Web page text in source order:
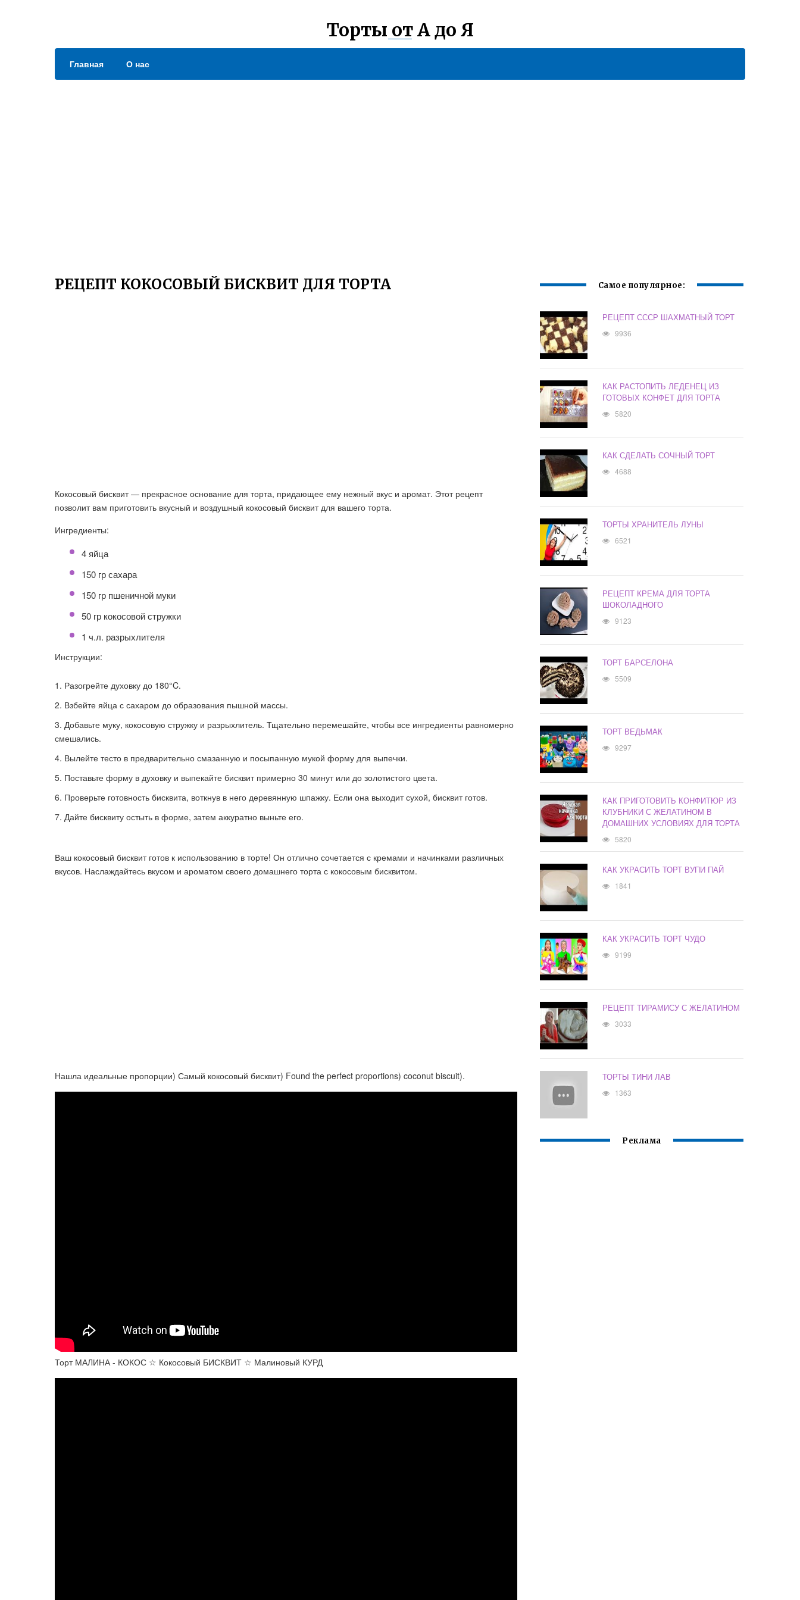
Торты от А до Я
Главная О нас
РЕЦЕПТ КОКОСОВЫЙ БИСКВИТ ДЛЯ ТОРТА
Кокосовый бисквит — прекрасное основание для торта, придающее ему нежный вкус и аромат. Этот рецепт
позволит вам приготовить вкусный и воздушный кокосовый бисквит для вашего торта.
Ингредиенты:
4 яйца
150 гр сахара
150 гр пшеничной муки
50 гр кокосовой стружки
1 ч.л. разрыхлителя
Инструкции:
Разогрейте духовку до 180°C.
Взбейте яйца с сахаром до образования пышной массы.
Добавьте муку, кокосовую стружку и разрыхлитель. Тщательно перемешайте, чтобы все ингредиенты равномерно
смешались.
Вылейте тесто в предварительно смазанную и посыпанную мукой форму для выпечки.
Поставьте форму в духовку и выпекайте бисквит примерно 30 минут или до золотистого цвета.
Проверьте готовность бисквита, воткнув в него деревянную шпажку. Если она выходит сухой, бисквит готов.
Дайте бисквиту остыть в форме, затем аккуратно выньте его.
Ваш кокосовый бисквит готов к использованию в торте! Он отлично сочетается с кремами и начинками различных
вкусов. Наслаждайтесь вкусом и ароматом своего домашнего торта с кокосовым бисквитом.
Нашла идеальные пропорции) Самый кокосовый бисквит) Found the perfect proportions) coconut biscuit).
Торт МАЛИНА - КОКОС ☆ Кокосовый БИСКВИТ ☆ Малиновый КУРД
Самое популярное:
РЕЦЕПТ СССР ШАХМАТНЫЙ ТОРТ
9936
КАК РАСТОПИТЬ ЛЕДЕНЕЦ ИЗ
ГОТОВЫХ КОНФЕТ ДЛЯ ТОРТА
5820
КАК СДЕЛАТЬ СОЧНЫЙ ТОРТ
4688
ТОРТЫ ХРАНИТЕЛЬ ЛУНЫ
6521
РЕЦЕПТ КРЕМА ДЛЯ ТОРТА
ШОКОЛАДНОГО
9123
ТОРТ БАРСЕЛОНА
5509
ТОРТ ВЕДЬМАК
9297
КАК ПРИГОТОВИТЬ КОНФИТЮР ИЗ
КЛУБНИКИ С ЖЕЛАТИНОМ В
ДОМАШНИХ УСЛОВИЯХ ДЛЯ ТОРТА
5820
КАК УКРАСИТЬ ТОРТ ВУПИ ПАЙ
1841
КАК УКРАСИТЬ ТОРТ ЧУДО
9199
РЕЦЕПТ ТИРАМИСУ С ЖЕЛАТИНОМ
3033
ТОРТЫ ТИНИ ЛАВ
1363
Реклама